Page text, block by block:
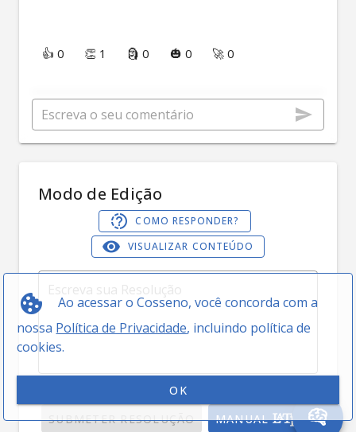
Ao acessar o Cosseno, você concorda com a
nossa Política de Privacidade, incluindo política de
cookies.
OK
👍 0 👏 1 🗿 0 🎃 0 🚀 0
Modo de Edição
COMO RESPONDER?
VISUALIZAR CONTEÚDO
SUBMETER RESOLUÇÃO MANUAL